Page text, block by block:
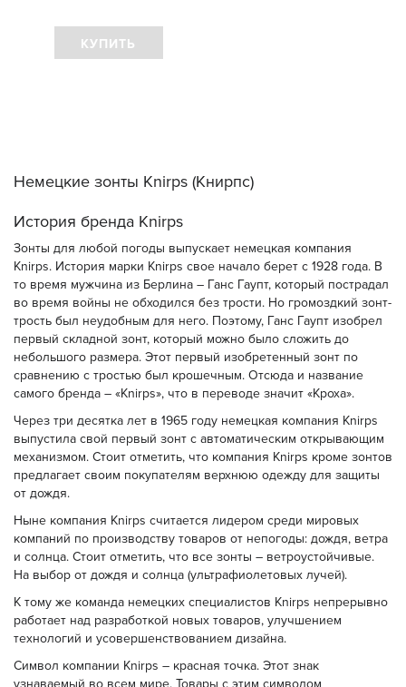
КУПИТЬ
Немецкие зонты Knirps (Книрпс)
История бренда Knirps
Зонты для любой погоды выпускает немецкая компания
Knirps. История марки Knirps свое начало берет с 1928 года. В
то время мужчина из Берлина – Ганс Гаупт, который пострадал
во время войны не обходился без трости. Но громоздкий зонт-
трость был неудобным для него. Поэтому, Ганс Гаупт изобрел
первый складной зонт, который можно было сложить до
небольшого размера. Этот первый изобретенный зонт по
сравнению с тростью был крошечным. Отсюда и название
самого бренда – «Knirps», что в переводе значит «Кроха».
Через три десятка лет в 1965 году немецкая компания Knirps
выпустила свой первый зонт с автоматическим открывающим
механизмом. Стоит отметить, что компания Knirps кроме зонтов
предлагает своим покупателям верхнюю одежду для защиты
от дождя.
Ныне компания Knirps считается лидером среди мировых
компаний по производству товаров от непогоды: дождя, ветра
и солнца. Стоит отметить, что все зонты – ветроустойчивые.
На выбор от дождя и солнца (ультрафиолетовых лучей).
К тому же команда немецких специалистов Knirps непрерывно
работает над разработкой новых товаров, улучшением
технологий и усовершенствованием дизайна.
Символ компании Knirps – красная точка. Этот знак
узнаваемый во всем мире. Товары с этим символом